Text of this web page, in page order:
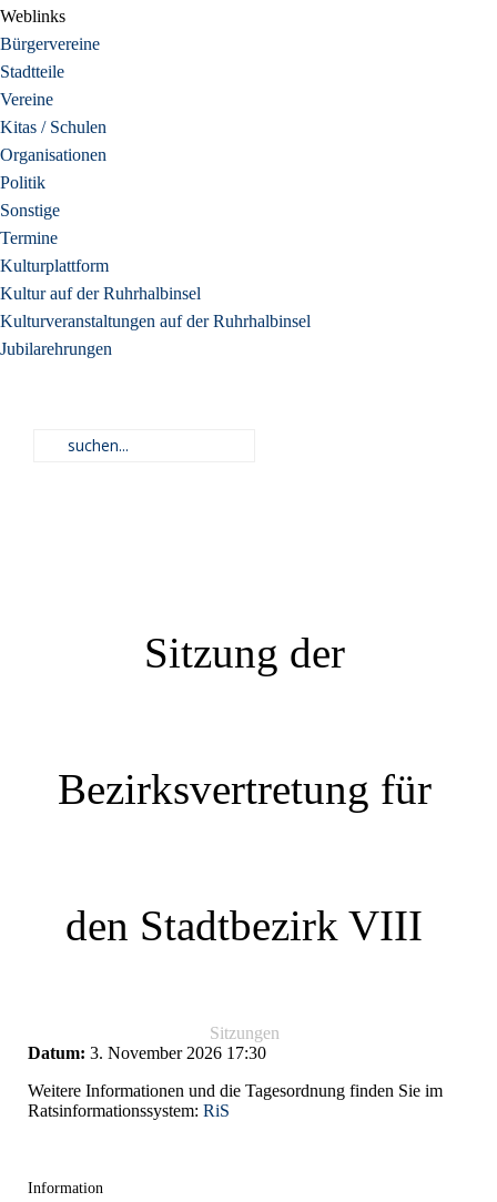
Weblinks
Bürgervereine
Stadtteile
Vereine
Kitas / Schulen
Organisationen
Politik
Sonstige
Termine
Kulturplattform
Kultur auf der Ruhrhalbinsel
Kulturveranstaltungen auf der Ruhrhalbinsel
Jubilarehrungen
Sitzung der
Bezirksvertretung für
den Stadtbezirk VIII
Sitzungen
Datum: 3. November 2026 17:30
Weitere Informationen und die Tagesordnung finden Sie im
Ratsinformationssystem: RiS
Information